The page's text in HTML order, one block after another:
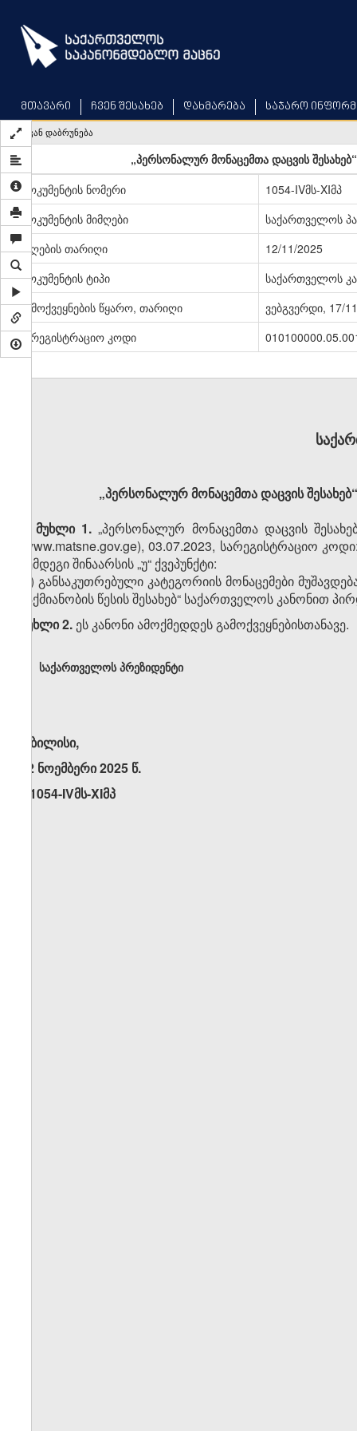
main
content
მთავარი ჩვენ შესახებ დახმარება საჯარო
უკან დაბრუნება
„პერსონალურ მონაცემთა დაცვის
დოკუმენტის ნომერი
1054-IVმს-XIმპ
დოკუმენტის მიმღები
საქართველოს
მიღების თარიღი
12/11/2025
დოკუმენტის ტიპი
საქართველოს
გამოქვეყნების წყარო, თარიღი
ვებგვერდი, 17/
სარეგისტრაციო კოდი
„პერსონალურ მონაცემთა დაცვის
მუხლი 1. „პერსონალურ მონაცემთა დაცვის
(www.matsne.gov.ge), 03.07.2023, სარეგისტრაციო
შემდეგი შინაარსის „უ“ ქვეპუნქტი:
„უ) განსაკუთრებული კატეგორიის მონაცემები
საქმიანობის წესის შესახებ“ საქართველოს კანონით
მუხლი 2. ეს კანონი ამოქმედდეს გამოქვეყნებისთანავე.
საქართველოს პრეზიდენტი
თბილისი,
12 ნოემბერი 2025 წ.
N1054-IVმს-XIმპ